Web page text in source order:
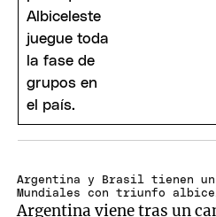
Argentina y Brasil tienen
Mundiales con triunfo
Argentina viene tras un